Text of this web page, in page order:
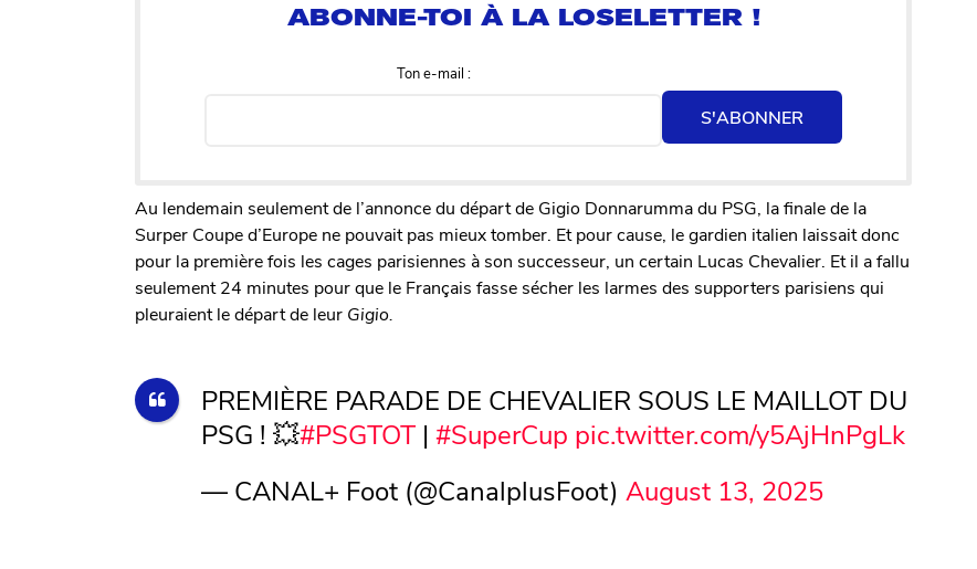
Ton e-mail :
S'ABONNER
Au lendemain seulement de l’annonce du départ de Gigio Donnarumma du PSG, la finale de la
Surper Coupe d’Europe ne pouvait pas mieux tomber. Et pour cause, le gardien italien laissait donc
pour la première fois les cages parisiennes à son successeur, un certain Lucas Chevalier. Et il a fallu
seulement 24 minutes pour que le Français fasse sécher les larmes des supporters parisiens qui
pleuraient le départ de leur Gigio.
PREMIÈRE PARADE DE CHEVALIER SOUS LE MAILLOT DU
PSG ! 💥#PSGTOT | #SuperCup pic.twitter.com/y5AjHnPgLk
— CANAL+ Foot (@CanalplusFoot) August 13, 2025